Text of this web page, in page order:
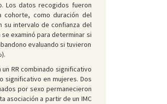
Los datos recogidos fueron
cohorte, como duración del
su intervalo de confianza del
examinó para determinar si
evaluando si tuvieron
RR combinado significativo
significativo en mujeres. Dos
por sexo permanecieron
asociación a partir de un IMC